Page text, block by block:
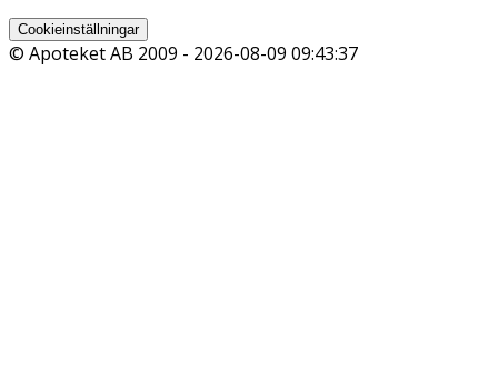
Cookieinställningar
© Apoteket AB 2009 - 2026-08-09 09:43:37